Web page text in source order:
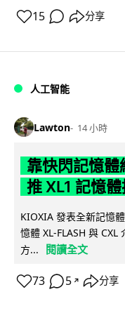
15 分享
人工智能
Lawton 14 小時
靠快閃記憶體
推 XL1 記憶
KIOXIA 發表全新記憶
憶體 XL-FLASH 與
方...
閱讀全文
73 5 ↗ 分享